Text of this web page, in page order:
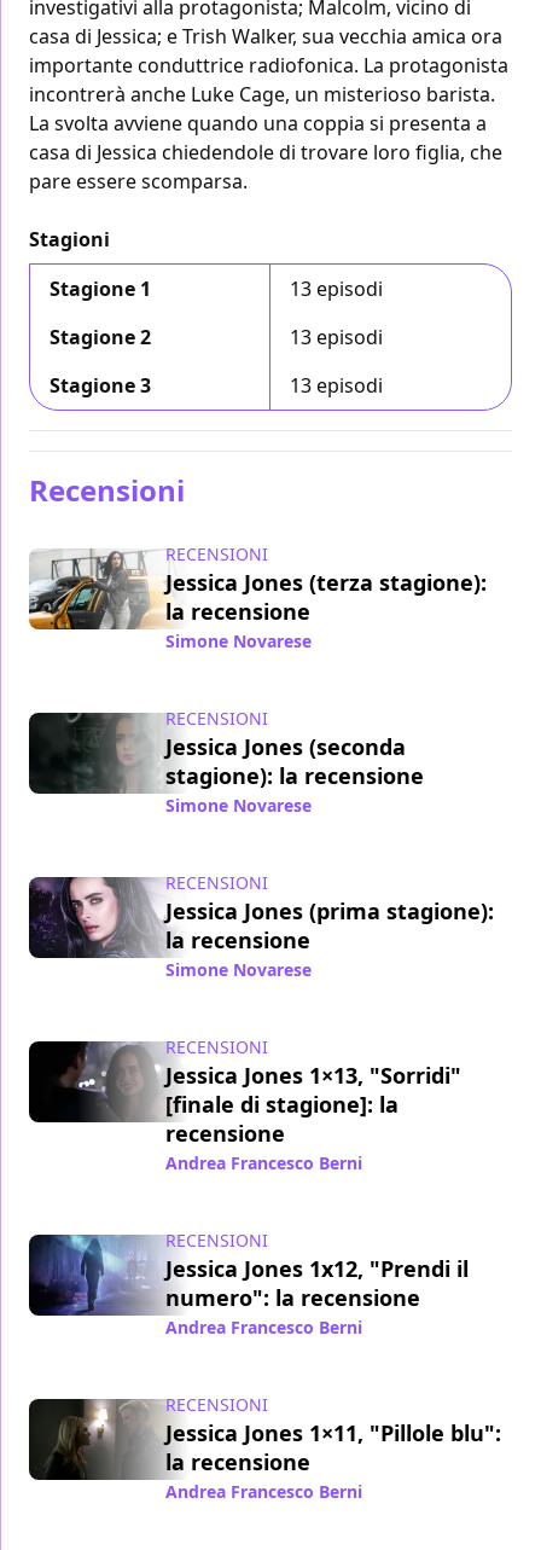
investigativi alla protagonista; Malcolm, vicino di
casa di Jessica; e Trish Walker, sua vecchia amica ora
importante conduttrice radiofonica. La protagonista
incontrerà anche Luke Cage, un misterioso barista.
La svolta avviene quando una coppia si presenta a
casa di Jessica chiedendole di trovare loro figlia, che
pare essere scomparsa.
Stagioni
Stagione 1
13 episodi
Stagione 2
13 episodi
Stagione 3
13 episodi
Recensioni
RECENSIONI
Jessica Jones (terza stagione):
la recensione
Simone Novarese
RECENSIONI
Jessica Jones (seconda
stagione): la recensione
Simone Novarese
RECENSIONI
Jessica Jones (prima stagione):
la recensione
Simone Novarese
RECENSIONI
Jessica Jones 1×13, "Sorridi"
[finale di stagione]: la
recensione
Andrea Francesco Berni
RECENSIONI
Jessica Jones 1x12, "Prendi il
numero": la recensione
Andrea Francesco Berni
RECENSIONI
Jessica Jones 1×11, "Pillole blu":
la recensione
Andrea Francesco Berni